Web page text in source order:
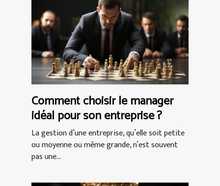
Comment choisir le manager
idéal pour son entreprise ?
La gestion d’une entreprise, qu’elle soit petite
ou moyenne ou même grande, n’est souvent
pas une...